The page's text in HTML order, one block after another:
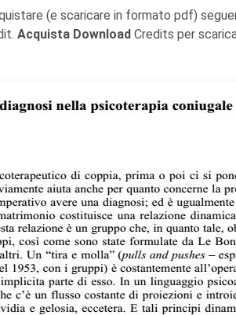
(e scaricare in formato pdf)
Acquista Download Credits per